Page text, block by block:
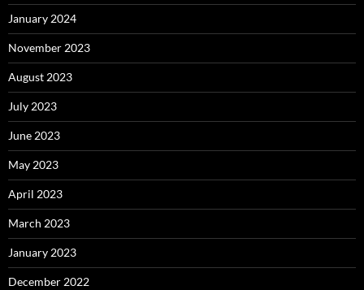
January 2024
November 2023
August 2023
July 2023
June 2023
May 2023
April 2023
March 2023
January 2023
December 2022